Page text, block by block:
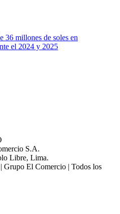
S.A.
Libre, Lima.
El Comercio | Todos los